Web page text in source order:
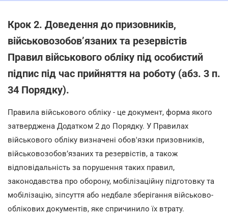
Крок 2. Доведення до призовників,
військовозобов’язаних та резервістів
Правил військового обліку під особистий
підпис під час прийняття на роботу (абз. 3 п.
34 Порядку).
Правила військового обліку - це документ, форма якого
затверджена Додатком 2 до Порядку. У Правилах
військового обліку визначені обов'язки призовників,
військовозобов’язаних та резервістів, а також
відповідальність за порушення таких правил,
законодавства про оборону, мобілізаційну підготовку та
мобілізацію, зіпсуття або недбале зберігання військово-
облікових документів, яке спричинило їх втрату.